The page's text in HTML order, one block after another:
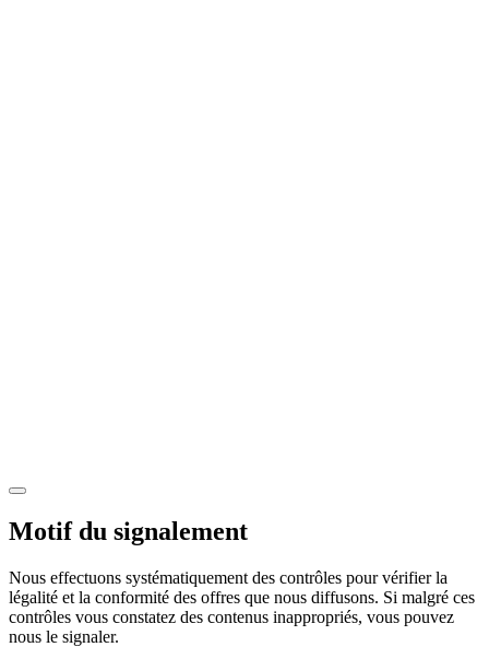
Motif du signalement
Nous effectuons systématiquement des contrôles pour vérifier la
légalité et la conformité des offres que nous diffusons. Si malgré ces
contrôles vous constatez des contenus inappropriés, vous pouvez
nous le signaler.